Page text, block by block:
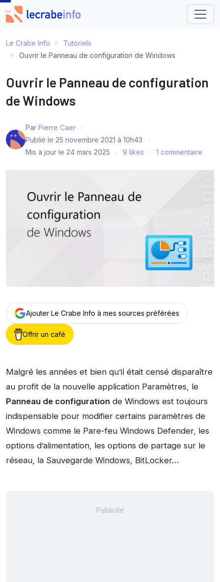
Le Crabe Info
Tutoriels
Ouvrir le Panneau de configuration de Windows
Ouvrir le Panneau de configuration
de Windows
Par Pierre Caer
Publié le 25 novembre 2021 à 10h43
Mis à jour le 24 mars 2025 9 likes 1 commentaire
Ajouter Le Crabe Info à mes sources préférées
Offrir un café
Malgré les années et bien qu’il était censé disparaître
au profit de la nouvelle application Paramètres, le
Panneau de configuration de Windows est toujours
indispensable pour modifier certains paramètres de
Windows comme le Pare-feu Windows Defender, les
options d’alimentation, les options de partage sur le
réseau, la Sauvegarde Windows, BitLocker…